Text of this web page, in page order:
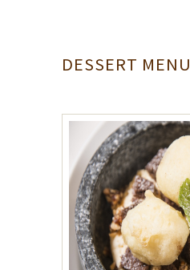
DESSERT MENU